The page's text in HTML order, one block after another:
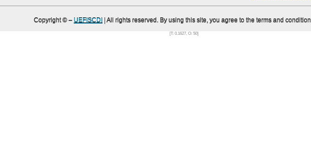
Copyright © – UEFISCDI | All rights reserved. By using this site, you agree to the terms and
[T: 0.1627, O: 50]